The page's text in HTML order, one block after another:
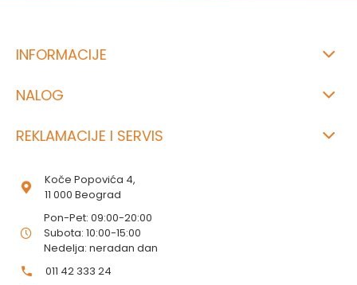
INFORMACIJE
NALOG
REKLAMACIJE I SERVIS
Koče Popovića 4,
11 000 Beograd
Pon-Pet: 09:00-20:00
Subota: 10:00-15:00
Nedelja: neradan dan
011 42 333 24